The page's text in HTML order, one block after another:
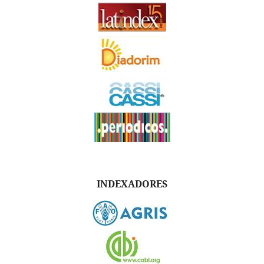
INDEXADORES